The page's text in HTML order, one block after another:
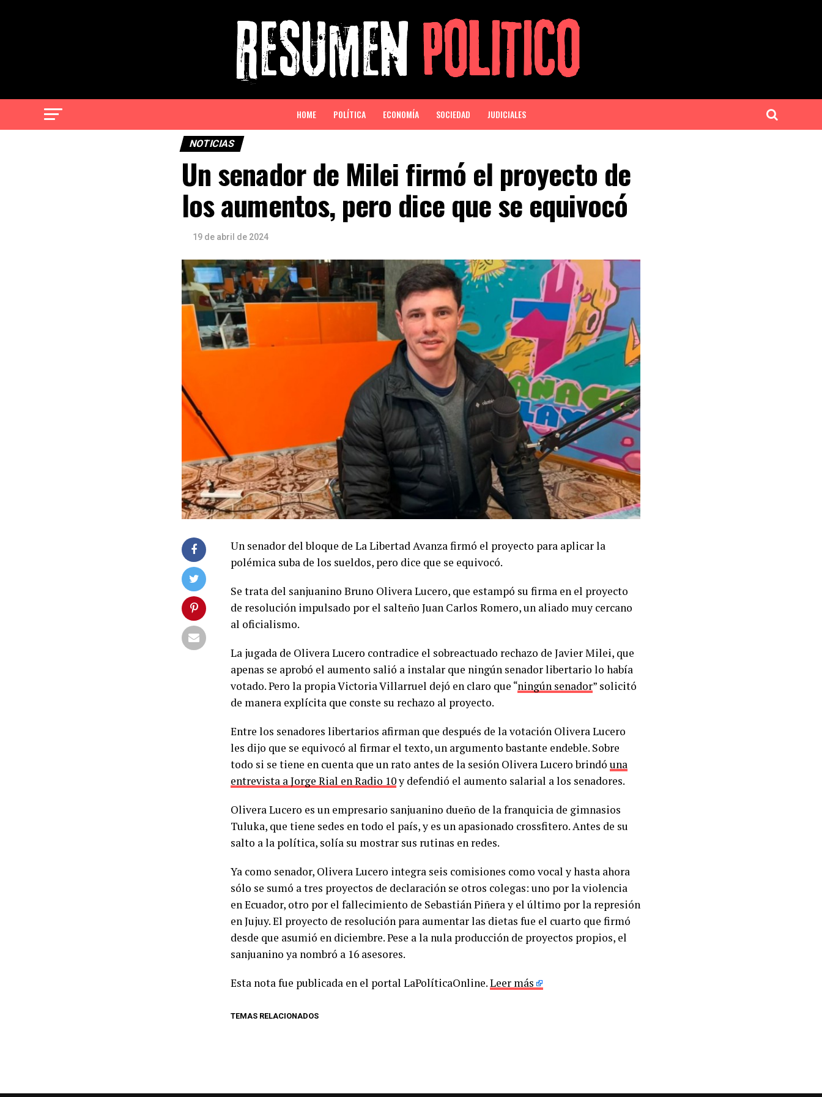
HOME POLÍTICA ECONOMÍA SOCIEDAD JUDICIALES
NOTICIAS
Un senador de Milei firmó el proyecto de
los aumentos, pero dice que se equivocó
19 de abril de 2024
Un senador del bloque de La Libertad Avanza firmó el proyecto para aplicar la
polémica suba de los sueldos, pero dice que se equivocó.
Se trata del sanjuanino Bruno Olivera Lucero, que estampó su firma en el proyecto
de resolución impulsado por el salteño Juan Carlos Romero, un aliado muy cercano
al oficialismo.
La jugada de Olivera Lucero contradice el sobreactuado rechazo de Javier Milei, que
apenas se aprobó el aumento salió a instalar que ningún senador libertario lo había
votado. Pero la propia Victoria Villarruel dejó en claro que “ningún senador” solicitó
de manera explícita que conste su rechazo al proyecto.
Entre los senadores libertarios afirman que después de la votación Olivera Lucero
les dijo que se equivocó al firmar el texto, un argumento bastante endeble. Sobre
todo si se tiene en cuenta que un rato antes de la sesión Olivera Lucero brindó una
entrevista a Jorge Rial en Radio 10y defendió el aumento salarial a los senadores.
Olivera Lucero es un empresario sanjuanino dueño de la franquicia de gimnasios
Tuluka, que tiene sedes en todo el país, y es un apasionado crossfitero. Antes de su
salto a la política, solía su mostrar sus rutinas en redes.
Ya como senador, Olivera Lucero integra seis comisiones como vocal y hasta ahora
sólo se sumó a tres proyectos de declaración se otros colegas: uno por la violencia
en Ecuador, otro por el fallecimiento de Sebastián Piñera y el último por la represión
en Jujuy. El proyecto de resolución para aumentar las dietas fue el cuarto que firmó
desde que asumió en diciembre. Pese a la nula producción de proyectos propios, el
sanjuanino ya nombró a 16 asesores.
Esta nota fue publicada en el portal LaPolíticaOnline.Leer más
TEMAS RELACIONADOS